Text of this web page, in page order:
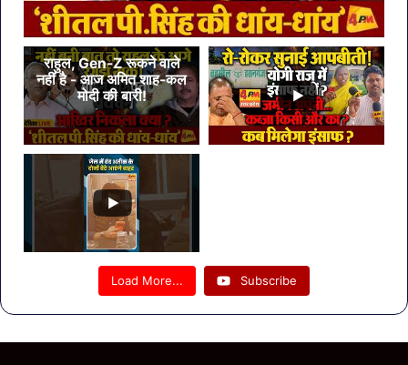
राहुल, Gen-Z रूकने वाले
नहीं है - आज अमित शाह-कल
मोदी की बारी!
Load More... Subscribe